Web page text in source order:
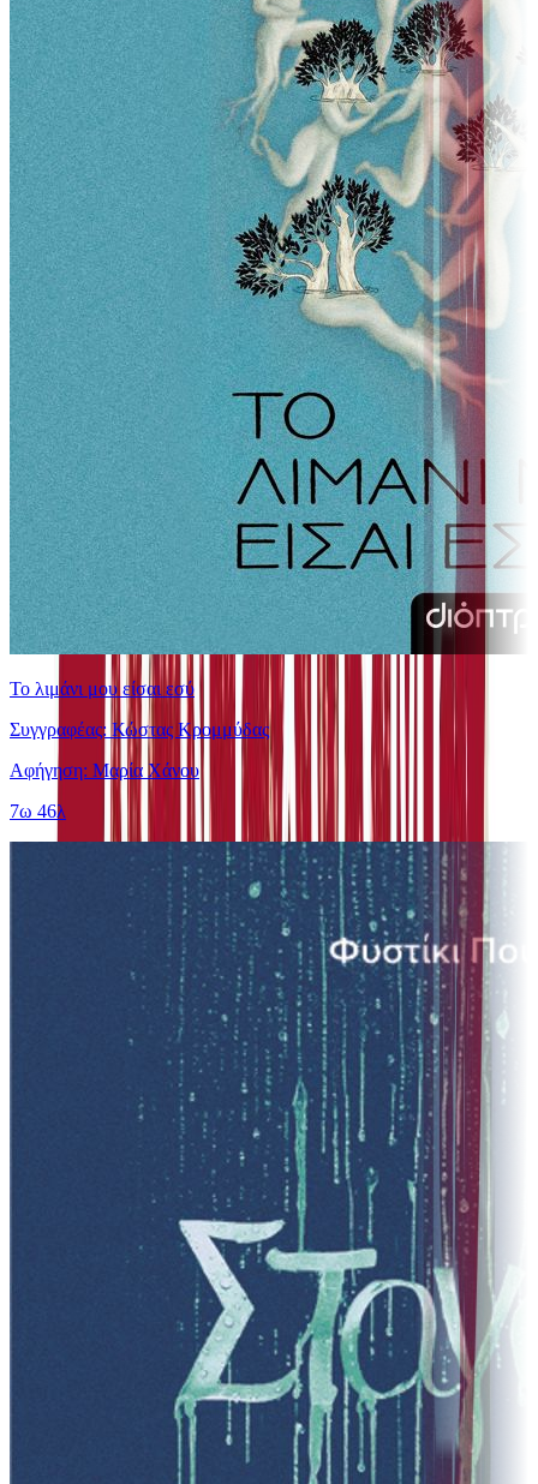
Το λιμάνι μου είσαι εσύ
Συγγραφέας: Κώστας Κρομμύδας
Αφήγηση: Μαρία Χάνου
7ω 46λ